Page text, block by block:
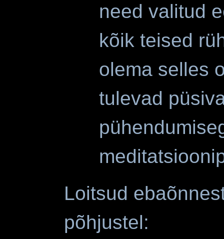
need valitud
kõik teised
olema selles
tulevad
Loitsud
põhjustel: